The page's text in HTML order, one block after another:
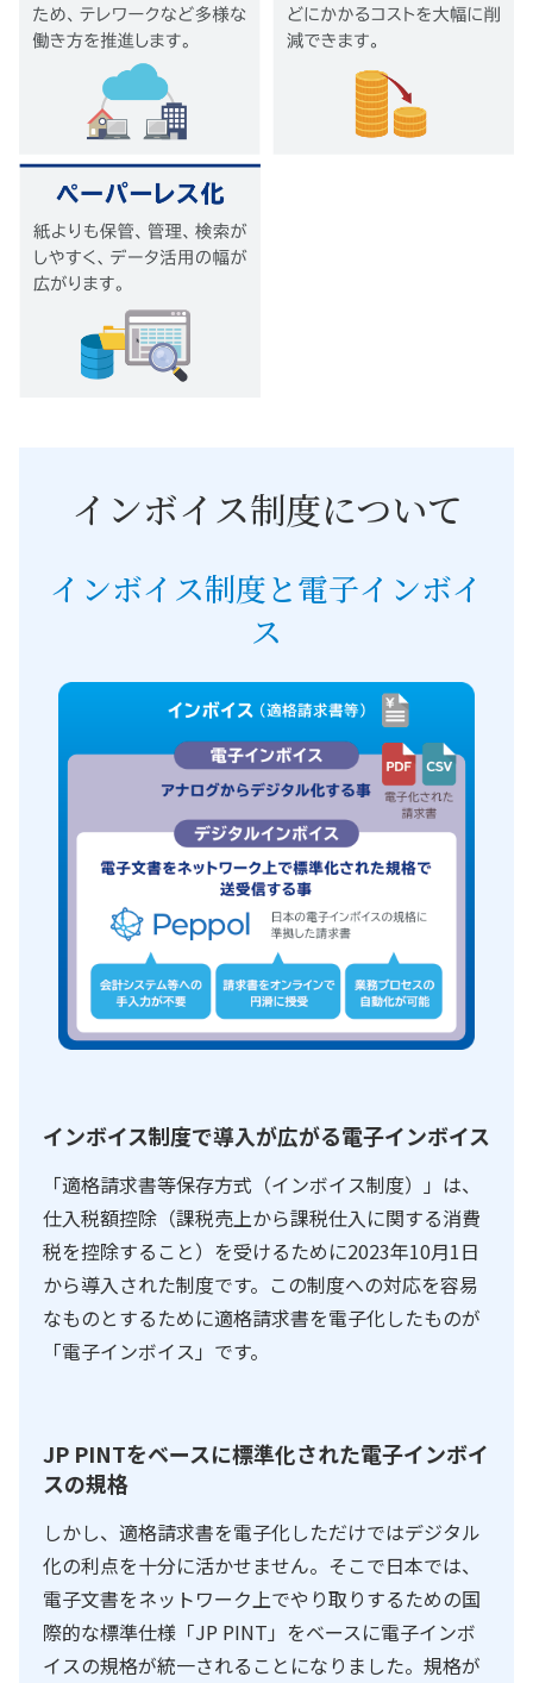
インボイス制度について
インボイス制度と電子インボイ
ス
インボイス制度で導入が広がる電子インボイス
「適格請求書等保存方式（インボイス制度）」は、
仕入税額控除（課税売上から課税仕入に関する消費
税を控除すること）を受けるために2023年10月1日
から導入された制度です。この制度への対応を容易
なものとするために適格請求書を電子化したものが
「電子インボイス」です。
JP PINTをベースに標準化された電子インボイ
スの規格
しかし、適格請求書を電子化しただけではデジタル
化の利点を十分に活かせません。そこで日本では、
電子文書をネットワーク上でやり取りするための国
際的な標準仕様「JP PINT」をベースに電子インボ
イスの規格が統一されることになりました。規格が